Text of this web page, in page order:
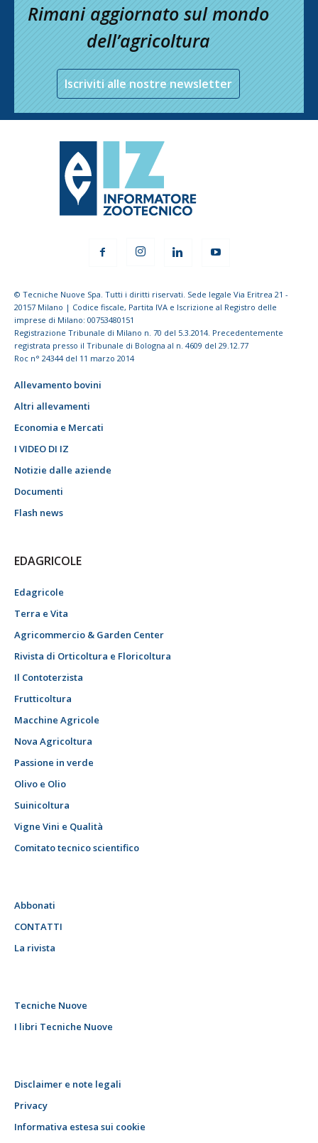
Rimani aggiornato sul mondo
dell’agricoltura
Iscriviti alle nostre newsletter
© Tecniche Nuove Spa. Tutti i diritti riservati. Sede legale Via Eritrea 21 -
20157 Milano | Codice fiscale, Partita IVA e Iscrizione al Registro delle
imprese di Milano: 00753480151
Registrazione Tribunale di Milano n. 70 del 5.3.2014. Precedentemente
registrata presso il Tribunale di Bologna al n. 4609 del 29.12.77
Roc n° 24344 del 11 marzo 2014
Allevamento bovini
Altri allevamenti
Economia e Mercati
I VIDEO DI IZ
Notizie dalle aziende
Documenti
Flash news
EDAGRICOLE
Edagricole
Terra e Vita
Agricommercio & Garden Center
Rivista di Orticoltura e Floricoltura
Il Contoterzista
Frutticoltura
Macchine Agricole
Nova Agricoltura
Passione in verde
Olivo e Olio
Suinicoltura
Vigne Vini e Qualità
Comitato tecnico scientifico
Abbonati
CONTATTI
La rivista
Tecniche Nuove
I libri Tecniche Nuove
Disclaimer e note legali
Privacy
Informativa estesa sui cookie